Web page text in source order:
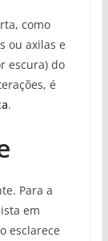
como
ou axilas e
escura) do
é
.
Para a
em
esclarece